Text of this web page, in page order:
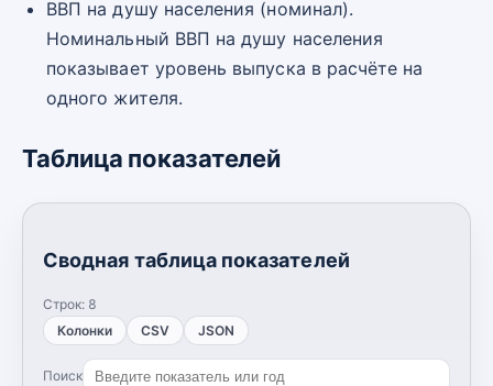
ВВП на душу населения (номинал).
Номинальный ВВП на душу населения
показывает уровень выпуска в расчёте на
одного жителя.
Таблица показателей
Сводная таблица показателей
Строк: 8
Колонки
CSV JSON
Поиск